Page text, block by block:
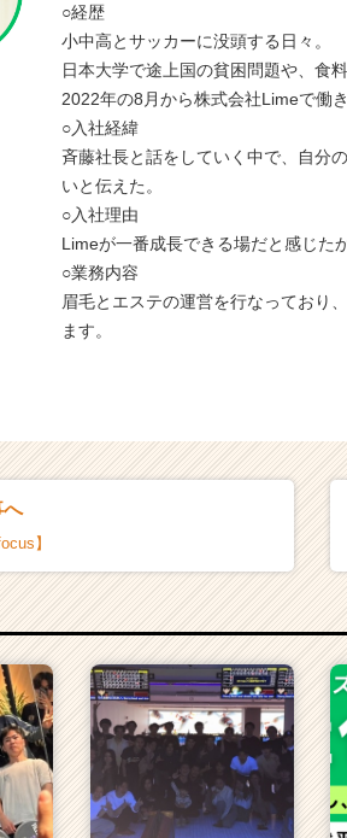
○経歴
小中高とサッカーに没頭する日々。
日本大学で途上国の貧困問題や、食
2022年の8月から株式会社Limeで働き
○入社経緯
斉藤社長と話をしていく中で、自分
いと伝えた。
○入社理由
Limeが一番成長できる場だと感じたか
○業務内容
眉毛とエステの運営を行なっており
ます。
へ
】